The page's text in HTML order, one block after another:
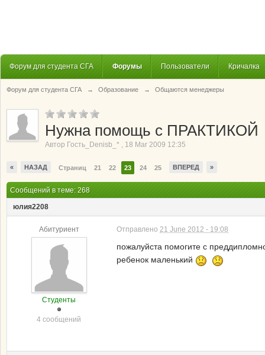
Форум для студента СГА Форумы Пользователи Кричалка
Форум для студента СГА → Образование → Общаются менеджеры
Нужна помощь с ПРАКТИКОЙ
Автор Гость_Denisb_* , 18 Mar 2009 12:35
« НАЗАД Страниц 21 22 23 24 25 ВПЕРЕД »
Сообщений в теме: 268
юлия2208
Абитуриент
Студенты
4 сообщений
Отправлено 21 June 2012 - 19:08
пожалуйста помогите с
ребенок маленький